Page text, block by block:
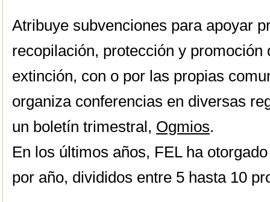
Atribuye subvenciones para apoyar
recopilación, protección y
extinción, con o por las propias
organiza conferencias en diversas
un boletín trimestral, Ogmios.
En los últimos años, FEL ha
por año, divididos entre 5 hasta 10